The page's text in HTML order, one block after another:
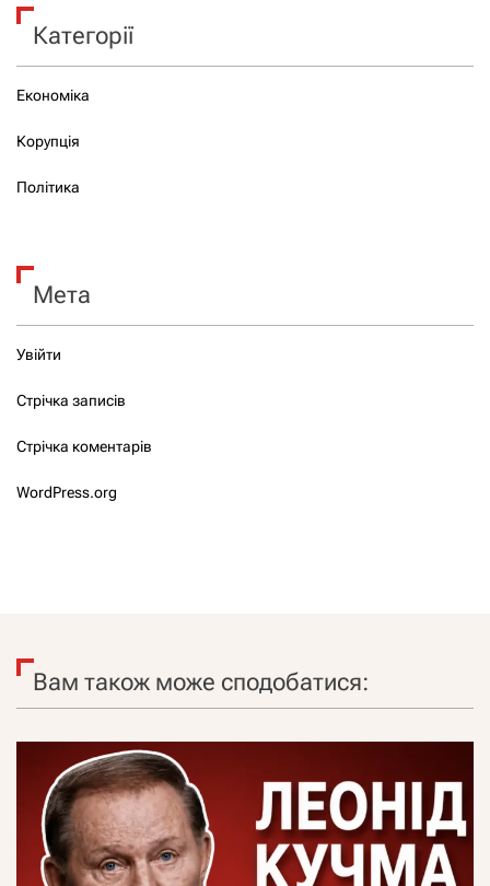
Категорії
Економіка
Корупція
Політика
Мета
Увійти
Стрічка записів
Стрічка коментарів
WordPress.org
Вам також може сподобатися: